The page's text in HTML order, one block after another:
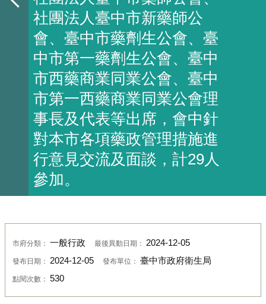
社團法人臺中市新藥師公
會、臺中市藥劑生公會、臺
中市第一藥劑生公會、臺中
市西藥商業同業公會、臺中
市第一西藥商業同業公會理
事長及代表等出席，會中針
對本市各項藥政管理措施進
行意見交流及面談，計29人
參加。
市府分類： 一般行政 最後異動日期： 2024-12-05
發布日期： 2024-12-05 發布單位： 臺中市政府衛生局
點閱次數： 530